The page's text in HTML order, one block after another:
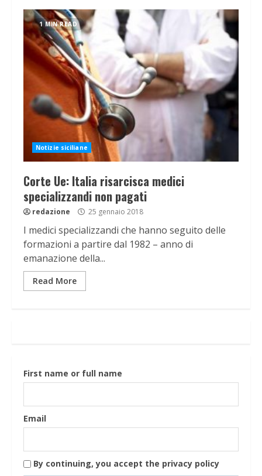
1 MIN READ
Notizie siciliane
Corte Ue: Italia risarcisca medici
specializzandi non pagati
redazione 25 gennaio 2018
I medici specializzandi che hanno seguito delle
formazioni a partire dal 1982 – anno di
emanazione della...
Read More
First name or full name
Email
By continuing, you accept the privacy policy